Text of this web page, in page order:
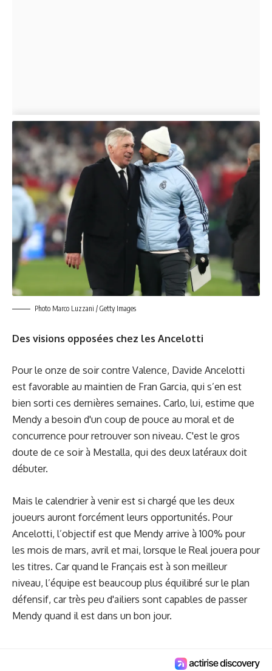
Photo Marco Luzzani / Getty Images
Des visions opposées chez les Ancelotti
Pour le onze de soir contre Valence, Davide Ancelotti
est favorable au maintien de Fran Garcia, qui s’en est
bien sorti ces dernières semaines. Carlo, lui, estime que
Mendy a besoin d'un coup de pouce au moral et de
concurrence pour retrouver son niveau. C'est le gros
doute de ce soir à Mestalla, qui des deux latéraux doit
débuter.
Mais le calendrier à venir est si chargé que les deux
joueurs auront forcément leurs opportunités. Pour
Ancelotti, l’objectif est que Mendy arrive à 100% pour
les mois de mars, avril et mai, lorsque le Real jouera pour
les titres. Car quand le Français est à son meilleur
niveau, l’équipe est beaucoup plus équilibré sur le plan
défensif, car très peu d'ailiers sont capables de passer
Mendy quand il est dans un bon jour.